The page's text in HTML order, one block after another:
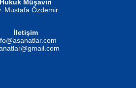
Hukuk Müşaviri
Mustafa Özdemir
İletişim